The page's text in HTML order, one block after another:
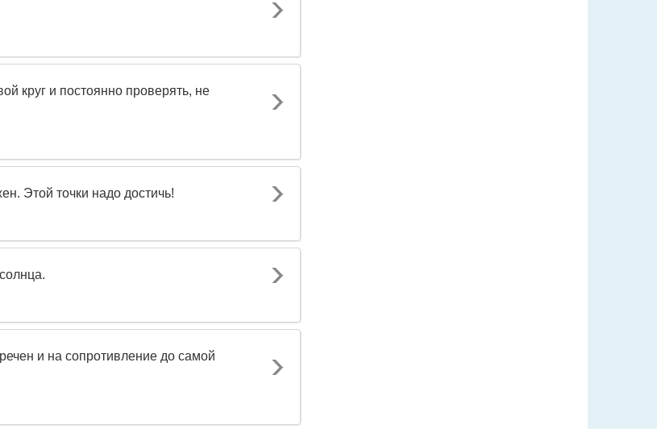
круг и постоянно проверять, не
Этой точки надо достичь!
и на сопротивление до самой